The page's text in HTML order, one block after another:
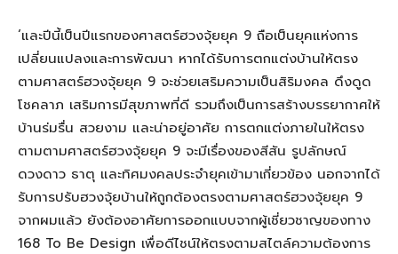
‘และปีนี้เป็นปีแรกของศาสตร์ฮวงจุ้ยยุค 9 ถือเป็นยุคแห่งการ
เปลี่ยนแปลงและการพัฒนา หากได้รับการตกแต่งบ้านให้ตรง
ตามศาสตร์ฮวงจุ้ยยุค 9 จะช่วยเสริมความเป็นสิริมงคล ดึงดูด
โชคลาภ เสริมการมีสุขภาพที่ดี รวมถึงเป็นการสร้างบรรยากาศให้
บ้านร่มรื่น สวยงาม และน่าอยู่อาศัย การตกแต่งภายในให้ตรง
ตามตามศาสตร์ฮวงจุ้ยยุค 9 จะมีเรื่องของสีสัน รูปลักษณ์
ดวงดาว ธาตุ และทิศมงคลประจำยุคเข้ามาเกี่ยวข้อง นอกจากได้
รับการปรับฮวงจุ้ยบ้านให้ถูกต้องตรงตามศาสตร์ฮวงจุ้ยยุค 9
จากผมแล้ว ยังต้องอาศัยการออกแบบจากผู้เชี่ยวชาญของทาง
168 To Be Design เพื่อดีไชน์ให้ตรงตามสไตล์ความต้องการ